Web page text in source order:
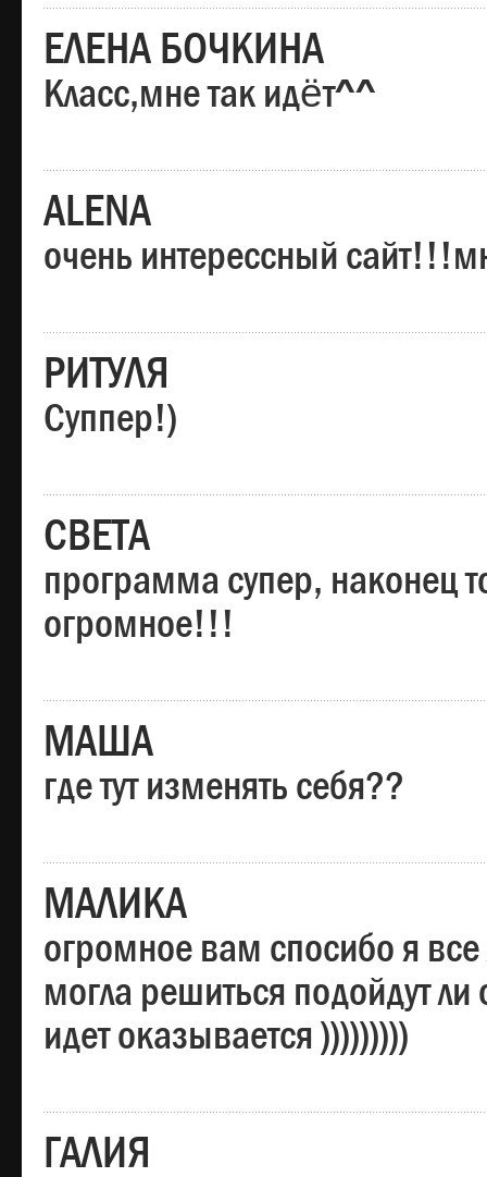
ЕЛЕНА БОЧКИНА
Класс,мне так идёт^^
ALENA
очень интерессный
РИТУЛЯ
Суппер!)
СВЕТА
программа супер, наконец
огромное!!!
МАША
где тут изменять себя??
МАЛИКА
огромное вам спосибо я
могла решиться подойдут ли
идет оказывается )))))))))
ГАЛИЯ